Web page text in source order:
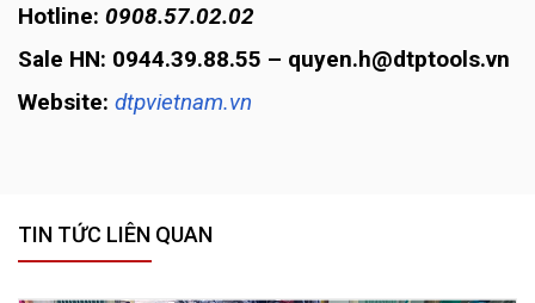
Hotline: 0908.57.02.02
Sale HN: 0944.39.88.55 – quyen.h@dtptools.vn
Website: dtpvietnam.vn
TIN TỨC LIÊN QUAN